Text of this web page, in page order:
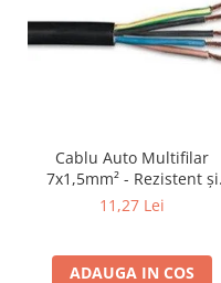
Cablu Auto Multifilar
7x1,5mm² - Rezistent și
Flexibil pentru Remorci 12V-
11,27 Lei
ADAUGA IN COS